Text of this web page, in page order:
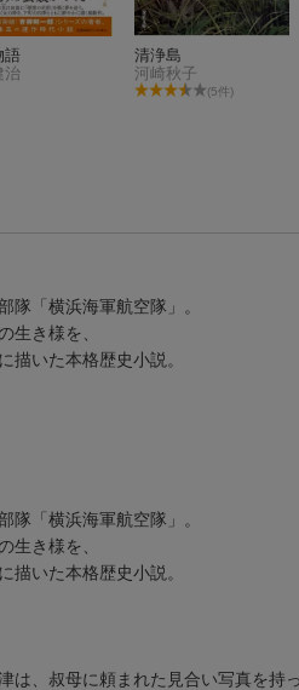
語
治
清浄島
河崎秋子
(5件)
隊「横浜海軍航空隊」。
生き様を、
描いた本格歴史小説。
隊「横浜海軍航空隊」。
生き様を、
描いた本格歴史小説。
は、叔母に頼まれた見合い写真を持っ